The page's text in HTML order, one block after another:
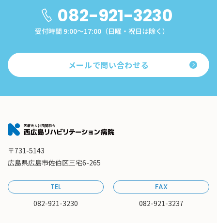
082-921-3230
受付時間 9:00～17:00（日曜・祝日は除く）
メールで問い合わせる
〒731-5143
広島県広島市佐伯区三宅6-265
TEL
082-921-3230
FAX
082-921-3237